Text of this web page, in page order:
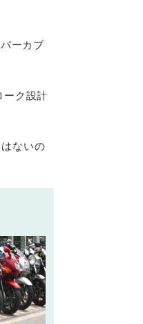
ーカブ
ーク設計
ないの